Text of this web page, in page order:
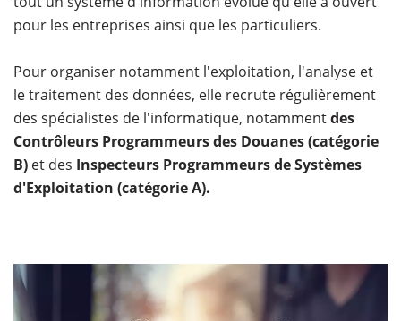
pour les entreprises ainsi que les particuliers.
Pour organiser notamment l'exploitation, l'analyse et
le traitement des données, elle recrute régulièrement
des spécialistes de l'informatique, notammentdes
Contrôleurs Programmeurs des Douanes (catégorie
B) et des Inspecteurs Programmeurs de Systèmes
d'Exploitation (catégorie A).